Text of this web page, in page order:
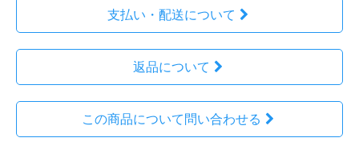
支払い・配送について
返品について
この商品について問い合わせる